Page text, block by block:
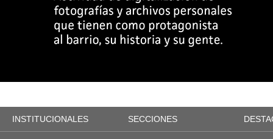
INSTITUCIONALES SECCIONES